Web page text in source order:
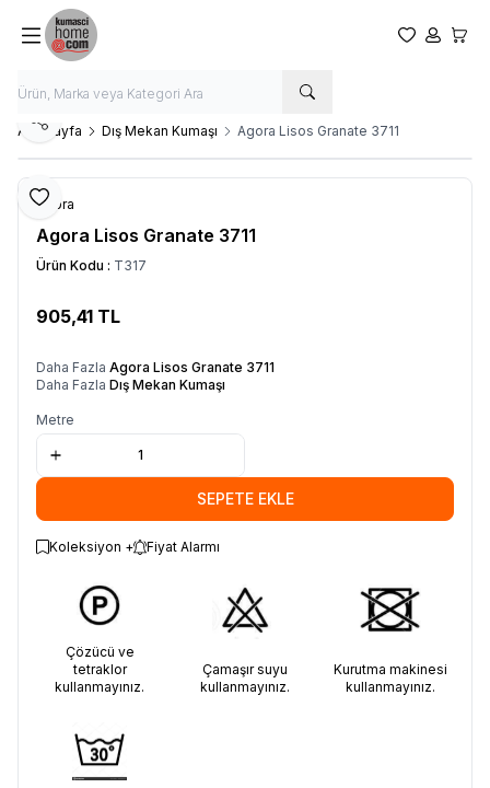
Favorilerim
Hesabım
Ana Sayfa Dış Mekan Kumaşı Agora Lisos Granate 3711
Favoriye Ekle
Paylaş
Agora
Agora Lisos Granate 3711
Ürün Kodu : T317
905,41 TL
Daha Fazla Agora Lisos Granate 3711
Daha Fazla Dış Mekan Kumaşı
Metre
SEPETE EKLE
Koleksiyon + Fiyat Alarmı
Çözücü ve
tetraklor
kullanmayınız.
Çamaşır suyu
kullanmayınız.
Kurutma makinesi
kullanmayınız.